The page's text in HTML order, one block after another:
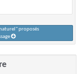
proposés